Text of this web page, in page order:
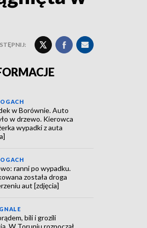
w Borównie. Auto
w drzewo. Kierowca
wypadki z auta
ranni po wypadku.
została droga
aut [zdjęcia]
bili i grozili
W Toruniu rozpoczął